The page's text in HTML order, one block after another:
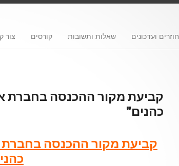
חוזרים ועדכונים שאלות ותשובות קורסים צור
קביעת מקור ההכנסה בחברת
כהנים"
קביעת מקור ההכנסה בחברת